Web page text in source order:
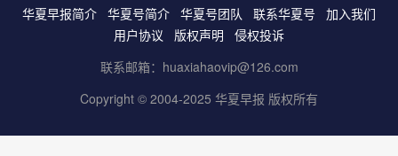
华夏早报简介 华夏号简介 华夏号团队 联系华夏号
加入我们
用户协议
版权声明
侵权投诉
联系邮箱：huaxiahaovip@126.com
Copyright © 2004-2025 华夏早报 版权所有